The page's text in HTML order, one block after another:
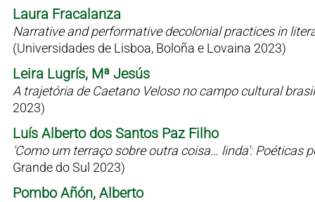
Laura Fracalanza
Narrative and performative decolonial practices in
(Universidades de Lisboa, Boloña e Lovaina 2023)
Leira Lugrís, Mª Jesús
A trajetória de Caetano Veloso no campo cultural
2023)
Luís Alberto dos Santos Paz Filho
'Como um terraço sobre outra coisa… linda': Poéticas
Grande do Sul 2023)
Pombo Añón, Alberto